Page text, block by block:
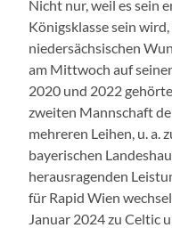
Nicht nur, weil es sein
Königsklasse sein
niedersächsischen
am Mittwoch auf
2020 und 2022
zweiten Mannschaft
mehreren Leihen, u. a.
bayerischen
herausragenden
für Rapid Wien
Januar 2024 zu Celtic